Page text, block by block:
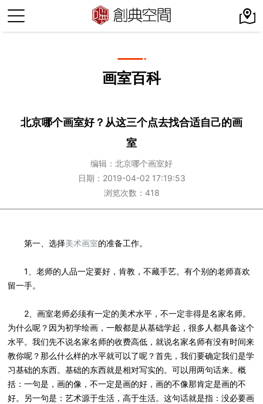
画室百科
北京哪个画室好？从这三个点去找合适自己的画
室
编辑：北京哪个画室好
日期：2019-04-02 17:19:53
浏览次数：418
第一、选择美术画室的准备工作。
1、老师的人品一定要好，肯教，不藏手艺。有个别的老师喜欢
留一手。
2、画室老师必须有一定的美术水平，不一定非得是名家名师。
为什么呢？因为初学绘画，一般都是从基础学起，很多人都具备这个
水平。我们先不说名家名师的收费高低，就说名家名师有没有时间来
教你呢？那么什么样的水平就可以了呢？首先，我们要确定我们是学
习基础的东西。基础的东西就是相对写实的。可以用两句话来。概
括：一句是，画的像，不一定是画的好，画的不像那肯定是画的不
好。另一句是：艺术源于生活，高于生活。这句话就是指：没必要画